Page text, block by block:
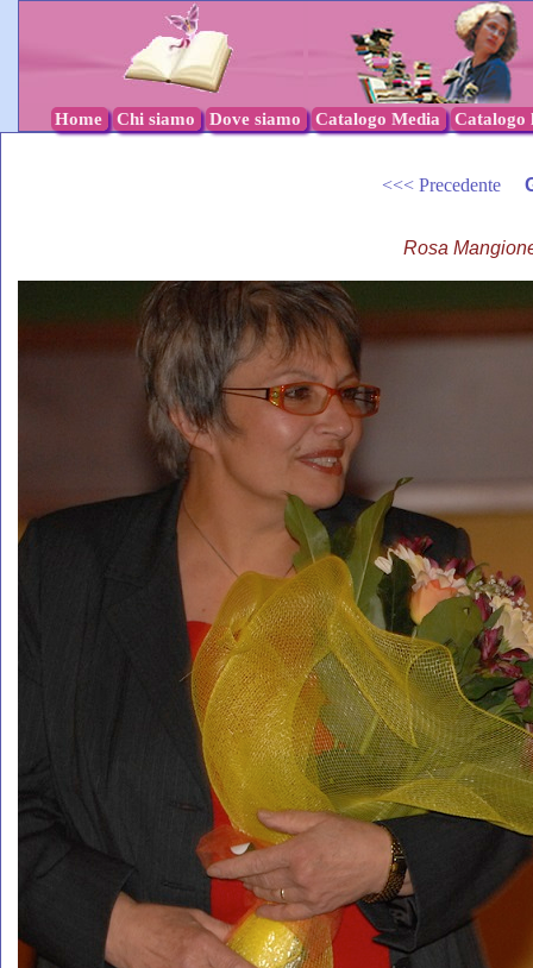
Home Chi siamo Dove siamo Catalogo Media Catalogo
<<< Precedente
Rosa